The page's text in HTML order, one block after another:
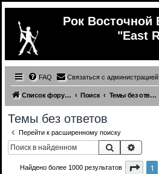
Рок
"East
FAQ Связаться с администрацией
Список форумов Поиск Темы без ответов
Темы без ответов
Перейти к расширенному поиску
Поиск
Найдено более 1000 результатов 1